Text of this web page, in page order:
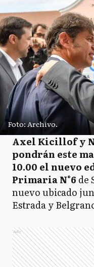
Foto: Archivo.
Axel Kicillof y
pondrán este
10.00 el nuevo
Primaria N°6 de
nuevo ubicado
Estrada y
Ads